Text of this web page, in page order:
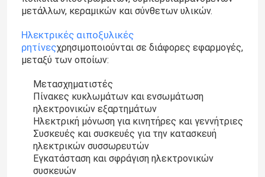
μετάλλων, κεραμικών και σύνθετων υλικών.
Ηλεκτρικές αιποξυλικές
ρητίνεςχρησιμοποιούνται σε διάφορες εφαρμογές,
μεταξύ των οποίων:
Μετασχηματιστές
Πίνακες κυκλωμάτων και ενσωμάτωση
ηλεκτρονικών εξαρτημάτων
Ηλεκτρική μόνωση για κινητήρες και γεννήτριες
Συσκευές και συσκευές για την κατασκευή
ηλεκτρικών συσσωρευτών
Εγκατάσταση και σφράγιση ηλεκτρονικών
συσκευών